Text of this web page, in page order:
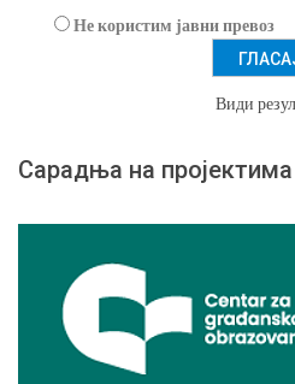
Не користим јавни превоз
Види
Сарадња на пројектима